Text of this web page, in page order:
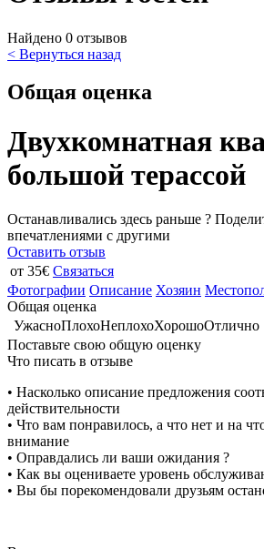
Найдено 0 отзывов
< Вернуться назад
Общая оценка
Двухкомнатная
большой терассой
Останавливались здесь раньше ?
впечатлениями с другими
Оставить отзыв
от 35€ Связаться
Фотографии Описание Хозяин
Общая оценка
УжасноПлохоНеплохоХорошоОтлично
Поставьте свою общую оценку
Что писать в отзыве
• Насколько описание предложения
действительности
• Что вам понравилось, а что нет и на
внимание
• Оправдались ли ваши ожидания ?
• Как вы оцениваете уровень
• Вы бы порекомендовали друзьям